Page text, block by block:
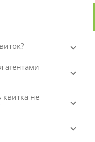
агентами
квитка не